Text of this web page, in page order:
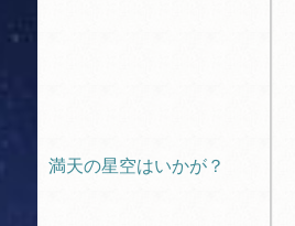
満天の星空はいかが？